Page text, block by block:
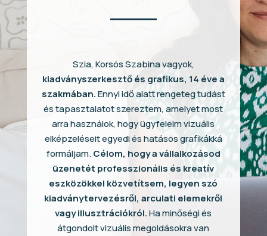
Szia, Korsós Szabina vagyok,
kiadványszerkesztő és grafikus, 14 éve a
szakmában.Ennyi idő alatt rengeteg tudást
és tapasztalatot szereztem, amelyet most
arra használok, hogy ügyfeleim vizuális
elképzeléseit egyedi és hatásos grafikákká
formáljam.Célom, hogy a vállalkozásod
üzenetét professzionális és kreatív
eszközökkel közvetítsem, legyen szó
kiadványtervezésről, arculati elemekről
vagy illusztrációkról.Ha minőségi és
átgondolt vizuális megoldásokra van